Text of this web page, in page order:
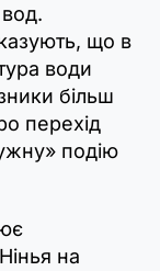
що в
води
більш
перехід
подію
на